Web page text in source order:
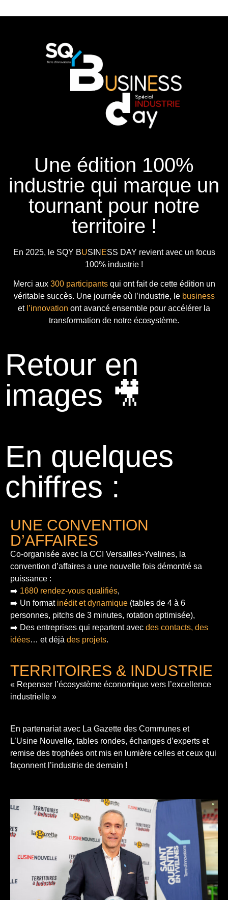
Une édition 100%
industrie qui marque un
tournant pour notre
territoire !
En 2025, le SQY BUSIN ESS DAY revient avec un focus
100% industrie !
Merci aux 300 participantsqui ont fait de cette édition un
véritable succès. Une journée où l’industrie, le business
et l’innovation ont avancé ensemble pour accélérer la
transformation de notre écosystème.
Retour en
images 🎥
En quelques
chiffres :
UNE CONVENTION
D’AFFAIRES
Co-organisée avec la CCI Versailles-Yvelines, la
convention d’affaires a une nouvelle fois démontré sa
puissance :
➡️ 1680 rendez-vous qualifiés,
➡️ Un format inédit et dynamique (tables de 4 à 6
personnes, pitchs de 3 minutes, rotation optimisée),
➡️ Des entreprises qui repartent avec des contacts, des
idées… et déjà des projets.
TERRITOIRES & INDUSTRIE
« Repenser l’écosystème économique vers l’excellence
industrielle »
En partenariat avec La Gazette des Communes et
L’Usine Nouvelle, tables rondes, échanges d’experts et
remise des trophées ont mis en lumière celles et ceux qui
façonnent l’industrie de demain !